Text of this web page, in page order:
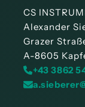
CS
Alexander
Grazer
A-8605
+43 3862